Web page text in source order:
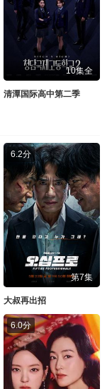
10集全
清潭国际高中第二季
6.2分
第7集
大叔再出招
6.0分